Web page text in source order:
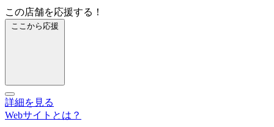
この店舗を応援する！
ここから応援
詳細を見る
Webサイトとは？